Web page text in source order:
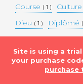
Course ( 1 ) Culture
Dieu ( 1 ) Diplômé
Eaux bleues
Etats-unis ( 2 )
Expérimentation(
Site is using a
your purchase
purchase